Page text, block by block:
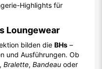
Highlights für
Loungewear
bilden die BHs –
und Ausführungen. Ob
, Bralette, Bandeau oder